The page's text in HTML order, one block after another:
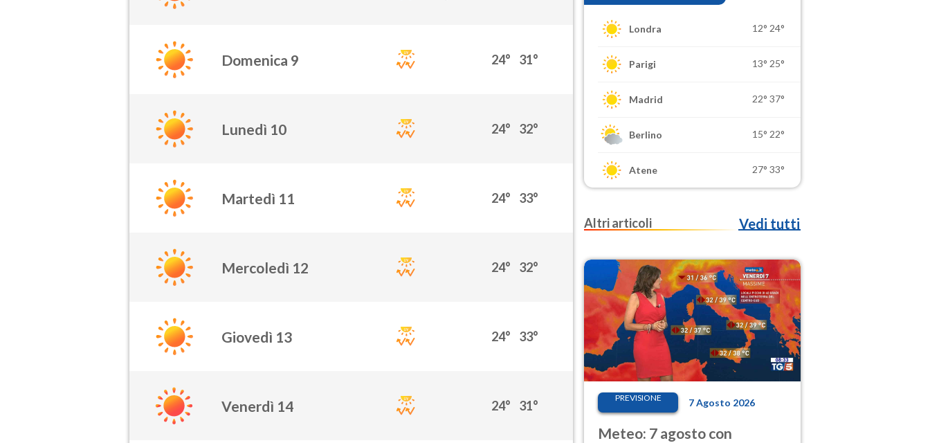
Domenica 9 24° 31°
Lunedì 10 24° 32°
Martedì 11 24° 33°
Mercoledì 12 24° 32°
Giovedì 13 24° 33°
Venerdì 14 24° 31°
Londra 12° 24°
Parigi 13° 25°
Madrid 22° 37°
Berlino 15° 22°
Atene 27° 33°
Altri articoli Vedi tutti
PREVISIONE 7 Agosto 2026
Meteo: 7 agosto con